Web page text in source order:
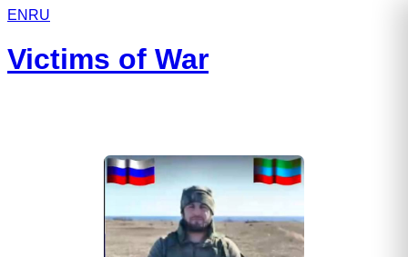
EN RU
Victims of War